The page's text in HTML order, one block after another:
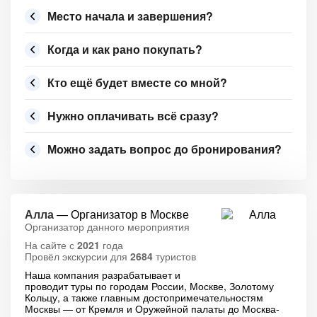
Место начала и завершения?
Когда и как рано покупать?
Кто ещё будет вместе со мной?
Нужно оплачивать всё сразу?
Можно задать вопрос до бронирования?
Алла— Организатор в Москве
Организатор данного мероприятия
На сайте с 2021 года
Провёл экскурсии для 2684 туристов
Наша компания разрабатывает и
проводит туры по городам России, Москве, Золотому
Кольцу, а также главным достопримечательностям
Москвы — от Кремля и Оружейной палаты до Москва-